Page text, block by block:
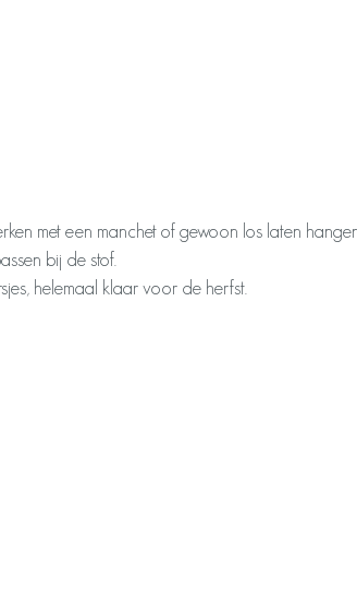
met een manchet of gewoon los laten
bij de stof.
helemaal klaar voor de herfst.